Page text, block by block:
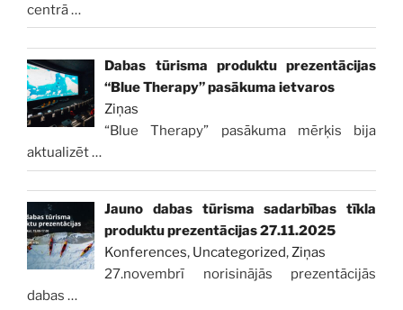
centrā…
Dabas tūrisma produktu prezentācijas
“Blue Therapy” pasākuma ietvaros
Ziņas
“Blue Therapy” pasākuma mērķis bija
aktualizēt…
Jauno dabas tūrisma sadarbības tīkla
produktu prezentācijas 27.11.2025
Konferences, Uncategorized,Ziņas
27.novembrī norisinājās prezentācijās
dabas …